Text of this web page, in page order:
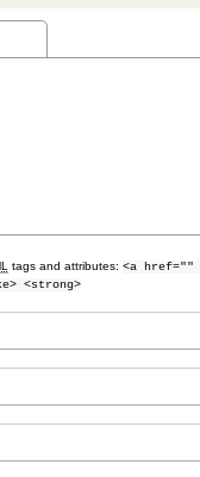
tags and attributes: <a href=""
<strong>